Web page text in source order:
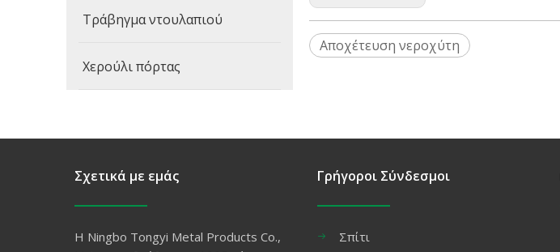
Τράβηγμα ντουλαπιού
Χερούλι πόρτας
Αποχέτευση νεροχύτη
Σχετικά με εμάς
Η Ningbo Tongyi Metal Products Co.,
Γρήγοροι Σύνδεσμοι
Σπίτι